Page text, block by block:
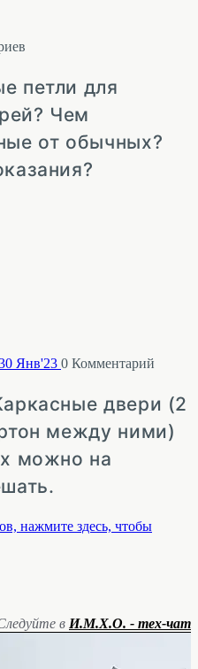
петли для
Чем
от обычных?
Янв'23 0 Комментарий
двери (2
между ними)
можно на
нажмите здесь, чтобы
в И.М.Х.О. - тех-чат